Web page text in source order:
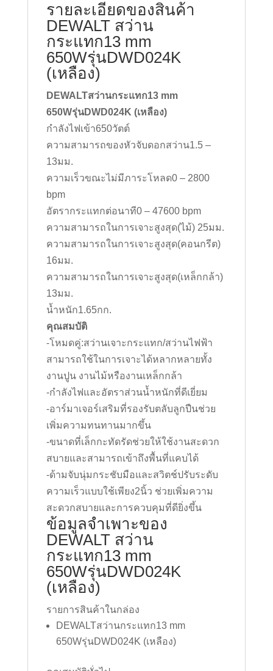
รายละเอียดของสินค้า
DEWALT สว่าน
กระแทก13 mm
650Wรุ่นDWD024K
(เหลือง)
DEWALTสว่านกระแทก13 mm
650Wรุ่นDWD024K (เหลือง)
กำลังไฟเข้า650วัตต์
ความสามารถของหัวจับดอกสว่าน1.5 –
13มม.
ความเร็วขณะไม่มีภาระโหลด0 – 2800
bpm
อัตรากระแทกต่อนาที0 – 47600 bpm
ความสามารถในการเจาะสูงสุด(ไม้) 25มม.
ความสามารถในการเจาะสูงสุด(คอนกรีต)
16มม.
ความสามารถในการเจาะสูงสุด(เหล็กกล้า)
13มม.
น้ำหนัก1.65กก.
คุณสมบัติ
-โหมดคู่:สว่านเจาะกระแทก/สว่านไฟฟ้า
สามารถใช้ในการเจาะได้หลากหลายทั้ง
งานปูน งานไม้หรืองานเหล็กกล้า
-กำลังไฟและอัตราส่วนน้ำหนักที่ดีเยี่ยม
-อาร์มาเจอร์เสริมที่รองรับตลับลูกปืนช่วย
เพิ่มความทนทานมากขึ้น
-ขนาดที่เล็กกะทัดรัดช่วยให้ใช้งานสะดวก
สบายและสามารถเข้าถึงพื้นที่แคบได้
-ด้ามจับนุ่มกระชับมือและสวิตช์ปรับระดับ
ความเร็วแบบใช้เพียง2นิ้ว ช่วยเพิ่มความ
สะดวกสบายและการควบคุมที่ดียิ่งขึ้น
ข้อมูลจำเพาะของ
DEWALT สว่าน
กระแทก13 mm
650Wรุ่นDWD024K
(เหลือง)
รายการสินค้าในกล่อง
DEWALTสว่านกระแทก13 mm
650Wรุ่นDWD024K (เหลือง)